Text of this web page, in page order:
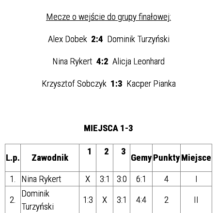
Mecze o wejście do grupy finałowej:
Alex Dobek 2:4 Dominik Turzyński
Nina Rykert 4:2 Alicja Leonhard
Krzysztof Sobczyk 1:3 Kacper Pianka
MIEJSCA 1-3
L.p. Zawodnik
1 2 3
GemyPunktyMiejsce
1.
Nina Rykert X 3:1 3:0 6:1 4
I
2.
Dominik
Turzyński
1:3 X 3:1 4:4 2
II